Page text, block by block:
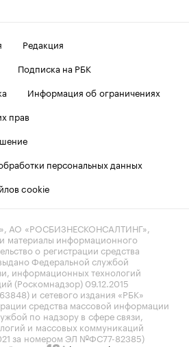
Редакция
Подписка на РБК
Информация об ограничениях
прав
персональных данных
cookie
АО «РОСБИЗНЕСКОНСАЛТИНГ»,
материалы информационного
о регистрации средства
Федеральной службой
информационных технологий
(Роскомнадзор) 09.12.2015
и сетевого издания «РБК»
средства массовой информации
по надзору в сфере связи,
и массовых коммуникаций
за номером ЭЛ №ФС77-82385)